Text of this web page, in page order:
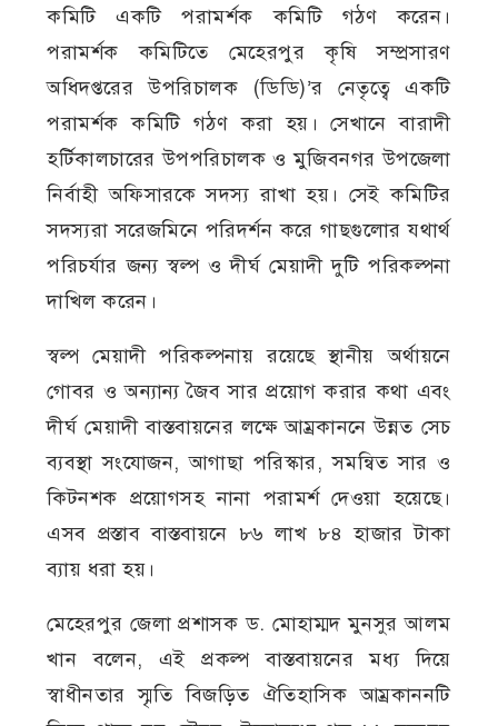
কমিটি একটি পরামর্শক কমিটি গঠণ করেন।
পরামর্শক কমিটিতে মেহেরপুর কৃষি সম্প্রসারণ
অধিদপ্তরের উপরিচালক (ডিডি)’র নেতৃত্বে একটি
পরামর্শক কমিটি গঠণ করা হয়। সেখানে বারাদী
হর্টিকালচারের উপপরিচালক ও মুজিবনগর উপজেলা
নির্বাহী অফিসারকে সদস্য রাখা হয়। সেই কমিটির
সদস্যরা সরেজমিনে পরিদর্শন করে গাছগুলোর যথার্থ
পরিচর্যার জন্য স্বল্প ও দীর্ঘ মেয়াদী দুটি পরিকল্পনা
দাখিল করেন।
স্বল্প মেয়াদী পরিকল্পনায় রয়েছে স্থানীয় অর্থায়নে
গোবর ও অন্যান্য জৈব সার প্রয়োগ করার কথা এবং
দীর্ঘ মেয়াদী বাস্তবায়নের লক্ষে আম্রকাননে উন্নত সেচ
ব্যবস্থা সংযোজন, আগাছা পরিস্কার, সমন্বিত সার ও
কিটনশক প্রয়োগসহ নানা পরামর্শ দেওয়া হয়েছে।
এসব প্রস্তাব বাস্তবায়নে ৮৬ লাখ ৮৪ হাজার টাকা
ব্যায় ধরা হয়।
মেহেরপুর জেলা প্রশাসক ড. মোহাম্মদ মুনসুর আলম
খান বলেন, এই প্রকল্প বাস্তবায়নের মধ্য দিয়ে
স্বাধীনতার স্মৃতি বিজড়িত ঐতিহাসিক আম্রকাননটি